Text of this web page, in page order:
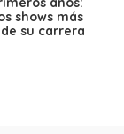
shows más
su carrera